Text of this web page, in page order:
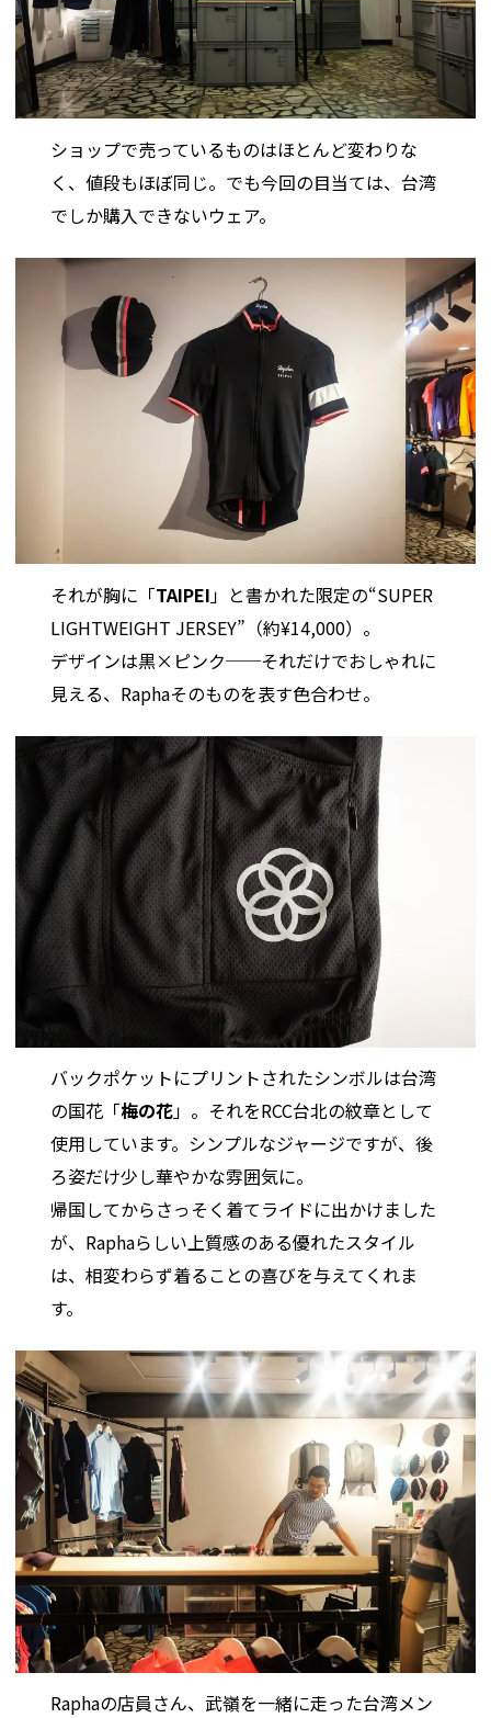
ショップで売っているものはほとんど変わりな
く、値段もほぼ同じ。でも今回の目当ては、台湾
でしか購入できないウェア。
それが胸に「TAIPEI」と書かれた限定の“SUPER
LIGHTWEIGHT JERSEY”（約¥14,000）。
デザインは黒×ピンク──それだけでおしゃれに
見える、Raphaそのものを表す色合わせ。
バックポケットにプリントされたシンボルは台湾
の国花「梅の花」。それをRCC台北の紋章として
使用しています。シンプルなジャージですが、後
ろ姿だけ少し華やかな雰囲気に。
帰国してからさっそく着てライドに出かけました
が、Raphaらしい上質感のある優れたスタイル
は、相変わらず着ることの喜びを与えてくれま
す。
Raphaの店員さん、武嶺を一緒に走った台湾メン